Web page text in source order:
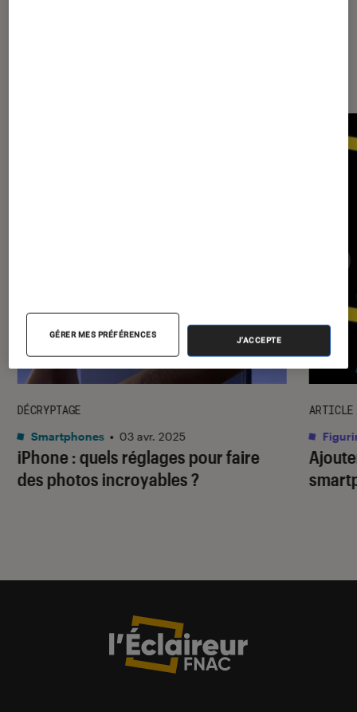
iPhone : quels réglages pour faire
des photos incroyables ?
DÉCRYPTAGE
Smartphones • 03 avr. 2025
ARTICLE
GÉRER MES PRÉFÉRENCES
J'ACCEPTE